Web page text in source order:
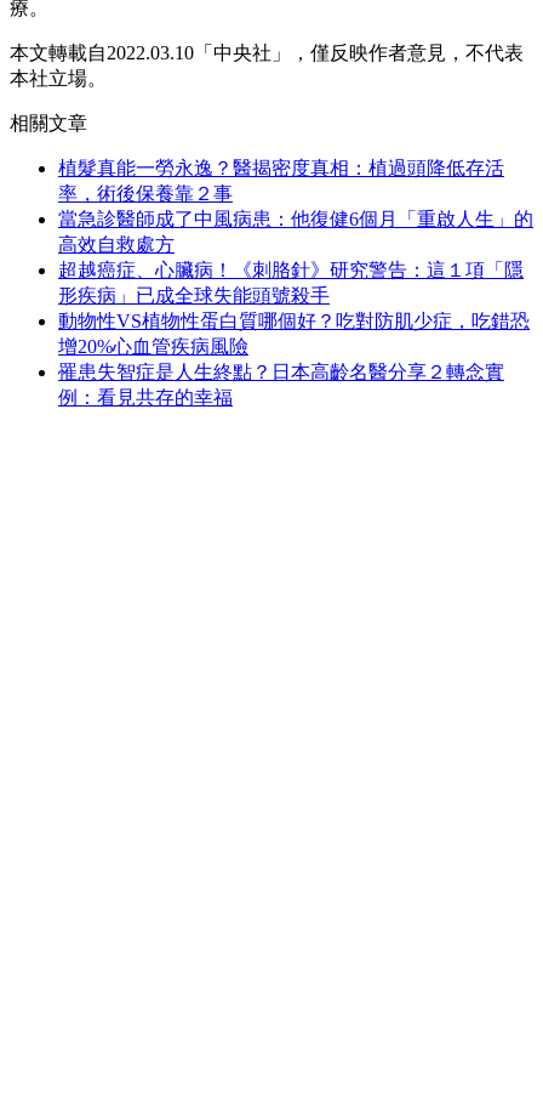
療。
本文轉載自2022.03.10「中央社」，僅反映作者意見，不代表
本社立場。
相關文章
植髮真能一勞永逸？醫揭密度真相：植過頭降低存活
率，術後保養靠２事
當急診醫師成了中風病患：他復健6個月「重啟人生」的
高效自救處方
超越癌症、心臟病！《刺胳針》研究警告：這１項「隱
形疾病」已成全球失能頭號殺手
動物性VS植物性蛋白質哪個好？吃對防肌少症，吃錯恐
增20%心血管疾病風險
罹患失智症是人生終點？日本高齡名醫分享２轉念實
例：看見共存的幸福